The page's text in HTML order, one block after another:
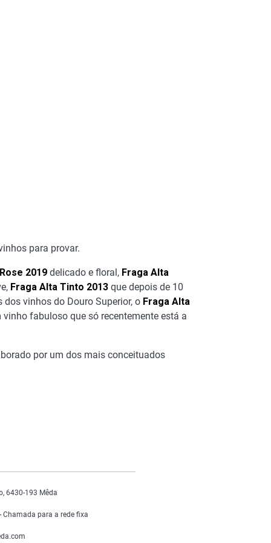
para provar.
2019 delicado e floral, Fraga Alta
Fraga Alta Tinto 2013 que depois de 10
vinhos do Douro Superior, o Fraga Alta
vinho fabuloso que só recentemente está a
por um dos mais conceituados
6430-193 Mêda
para a rede fixa